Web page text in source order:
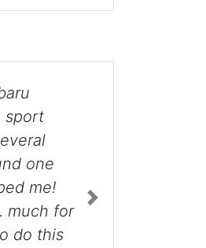
you for all
likes to
just
bulb.
Next